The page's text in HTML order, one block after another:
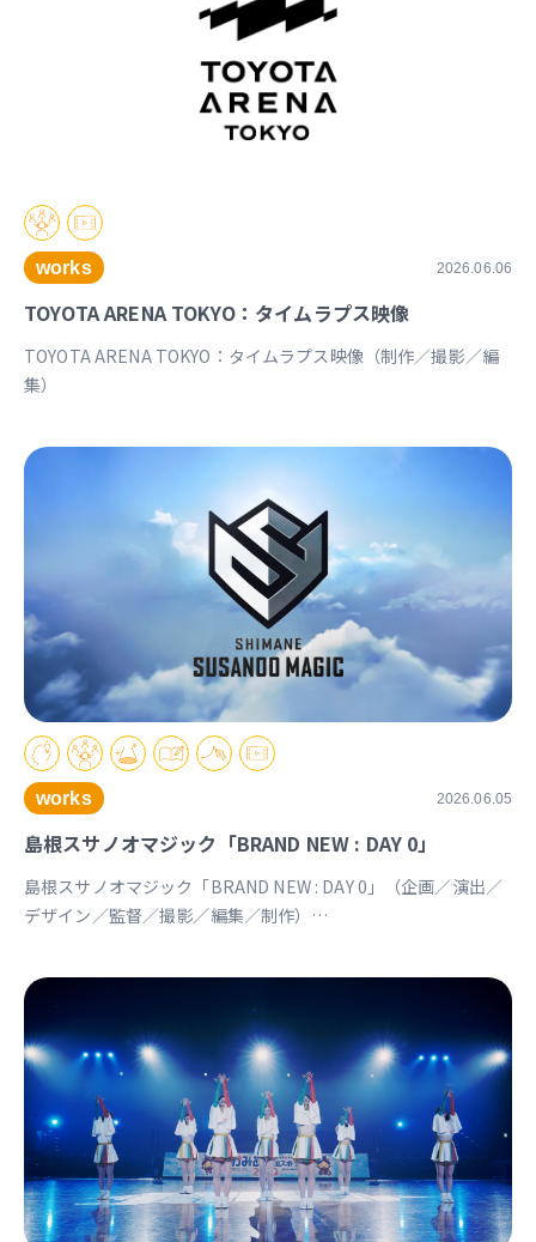
works 2026.06.06
TOYOTA ARENA TOKYO：タイムラプス映像
TOYOTA ARENA TOKYO：タイムラプス映像（制作／撮影／編
集）
works 2026.06.05
島根スサノオマジック「BRAND NEW : DAY 0」
島根スサノオマジック「BRAND NEW : DAY 0」（企画／演出／
デザイン／監督／撮影／編集／制作）